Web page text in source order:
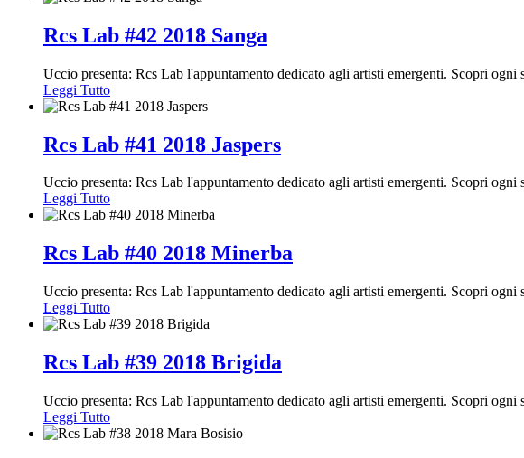
Rcs Lab #42 2018 Sanga
Uccio presenta: Rcs Lab l'appuntamento dedicato agli artisti emergenti. Scopri
Leggi Tutto
Rcs Lab #41 2018 Jaspers
Uccio presenta: Rcs Lab l'appuntamento dedicato agli artisti emergenti. Scopri
Leggi Tutto
Rcs Lab #40 2018 Minerba
Uccio presenta: Rcs Lab l'appuntamento dedicato agli artisti emergenti. Scopri
Leggi Tutto
Rcs Lab #39 2018 Brigida
Uccio presenta: Rcs Lab l'appuntamento dedicato agli artisti emergenti. Scopri
Leggi Tutto